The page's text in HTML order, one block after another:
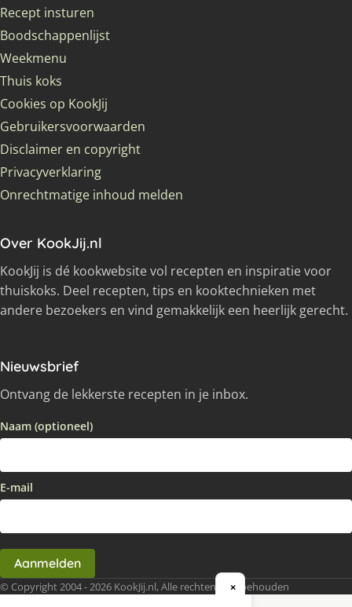
Recept insturen
Boodschappenlijst
Weekmenu
Thuis koks
Cookies op KookJij
Gebruikersvoorwaarden
Disclaimer en copyright
Privacyverklaring
Onrechtmatige inhoud melden
Over KookJij.nl
KookJij is dé kookwebsite vol recepten en inspiratie voor
thuiskoks. Deel recepten, tips en kooktechnieken met
andere bezoekers en vind gemakkelijk een heerlijk gerecht.
Nieuwsbrief
Ontvang de lekkerste recepten in je inbox.
Naam (optioneel)
E-mail
Aanmelden
© Copyright 2004 - 2026 KookJij.nl, Alle rechten voorbehouden
×